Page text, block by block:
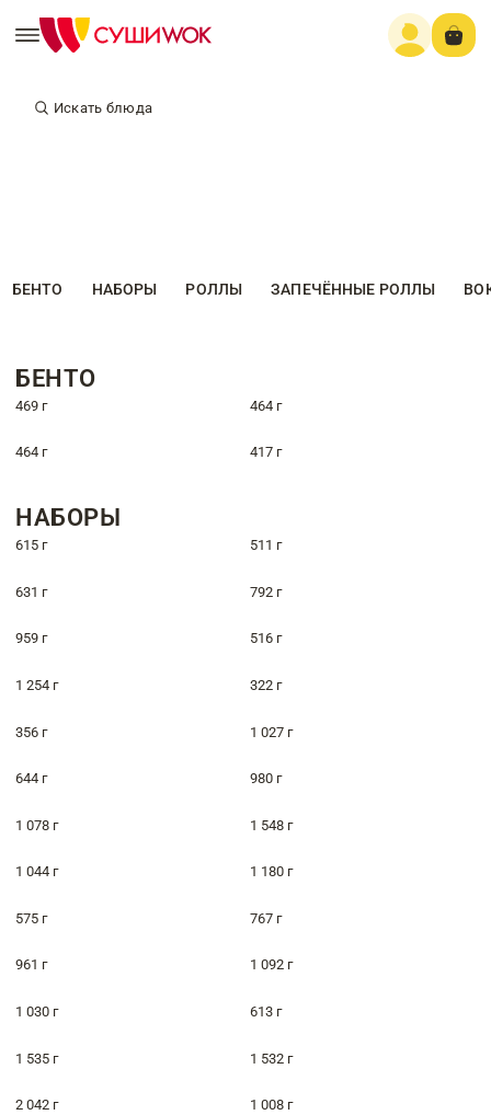
Искать блюда
БЕНТО НАБОРЫ РОЛЛЫ ЗАПЕЧЁННЫЕ РОЛЛЫ
БЕНТО
469 г 464 г
464 г 417 г
НАБОРЫ
615 г 511 г
631 г 792 г
959 г 516 г
1 254 г 322 г
356 г 1 027 г
644 г 980 г
1 078 г 1 548 г
1 044 г 1 180 г
575 г 767 г
961 г 1 092 г
1 030 г 613 г
1 535 г 1 532 г
2 042 г 1 008 г